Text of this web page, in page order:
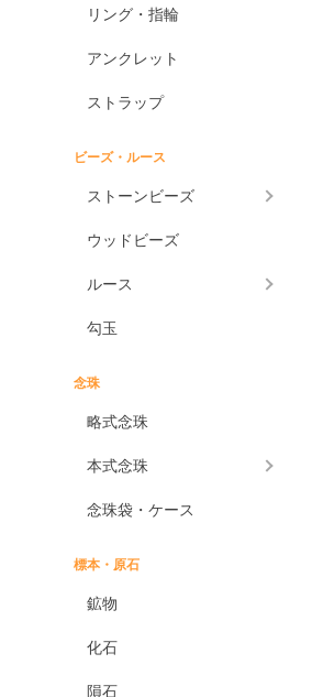
ケープアメジスト
ル
アメトリン
アンモライト
出雲石
一位
イーグルアイ
ヴァーダイト
オニキス各種
リング・指輪
アンクレット
ストラップ
ビーズ・ルース
ストーンビーズ
ウッドビーズ
ルース
勾玉
念珠
略式念珠
本式念珠
念珠袋・ケース
標本・原石
鉱物
化石
隕石